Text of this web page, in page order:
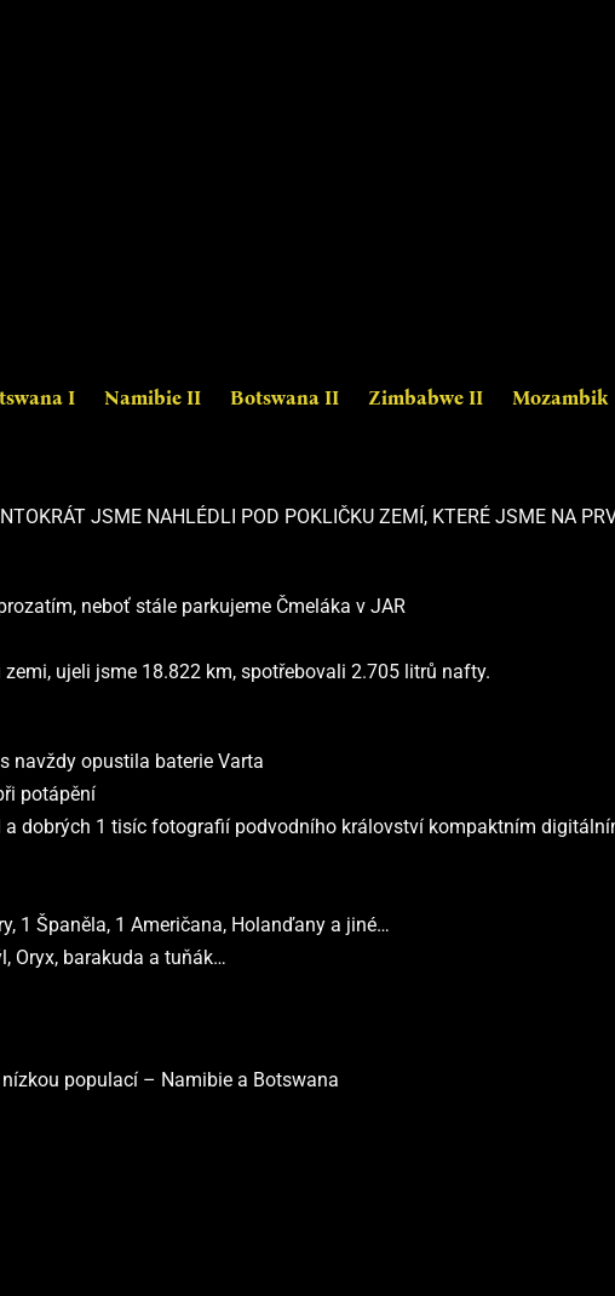
I Namibie II Botswana II Zimbabwe II Mozambik
JSME NAHLÉDLI POD POKLIČKU ZEMÍ, KTERÉ JSME NA
neboť stále parkujeme Čmeláka v JAR
ujeli jsme 18.822 km, spotřebovali 2.705 litrů nafty.
navždy opustila baterie Varta
potápění
dobrých 1 tisíc fotografií podvodního království kompaktním
1 Španěla, 1 Američana, Holanďany a jiné…
Oryx, barakuda a tuňák…
populací – Namibie a Botswana